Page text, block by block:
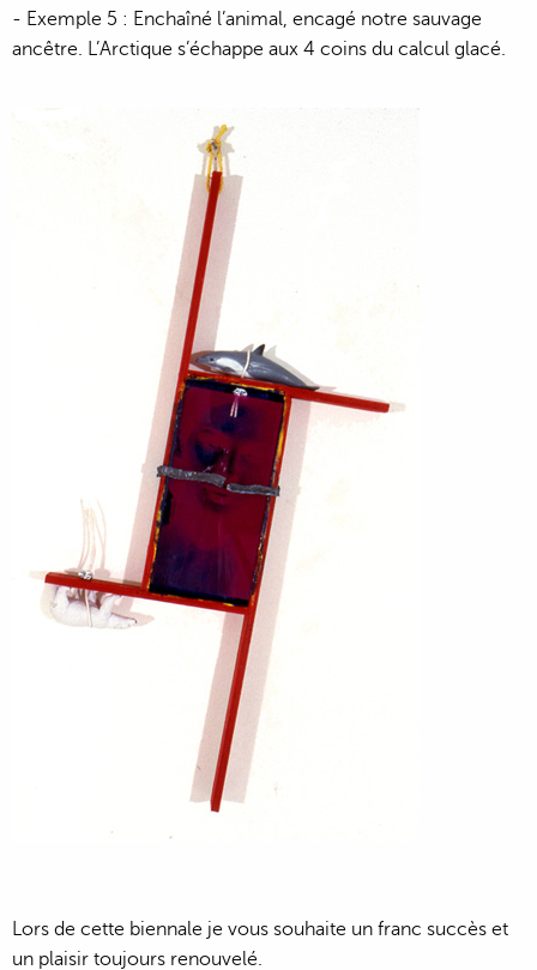
- Exemple 5 : Enchaîné l’animal, encagé notre sauvage
ancêtre. L’Arctique s’échappe aux 4 coins du calcul glacé.
Lors de cette biennale je vous souhaite un franc succès et
un plaisir toujours renouvelé.